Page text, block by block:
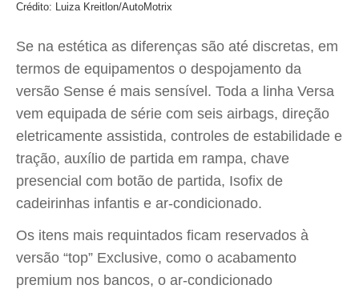
Crédito: Luiza Kreitlon/AutoMotrix
Se na estética as diferenças são até discretas, em
termos de equipamentos o despojamento da
versão Sense é mais sensível. Toda a linha Versa
vem equipada de série com seis airbags, direção
eletricamente assistida, controles de estabilidade e
tração, auxílio de partida em rampa, chave
presencial com botão de partida, Isofix de
cadeirinhas infantis e ar-condicionado.
Os itens mais requintados ficam reservados à
versão “top” Exclusive, como o acabamento
premium nos bancos, o ar-condicionado